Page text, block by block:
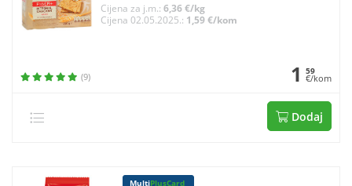
Cijena za j.m.:6,36 €/kg
Cijena 02.05.2025.: 1,59 €/kom
(9) 1 59
€/kom
Dodaj
MultiPlusCard